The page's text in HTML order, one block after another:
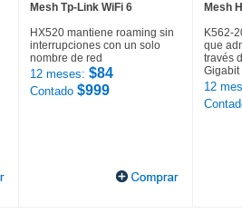
Mesh Tp-Link WiFi 6
HX520 mantiene roaming sin
interrupciones con un solo
nombre de red
12 meses: $84
Contado $999
Mesh
K562-
que
través
Gigabit
12